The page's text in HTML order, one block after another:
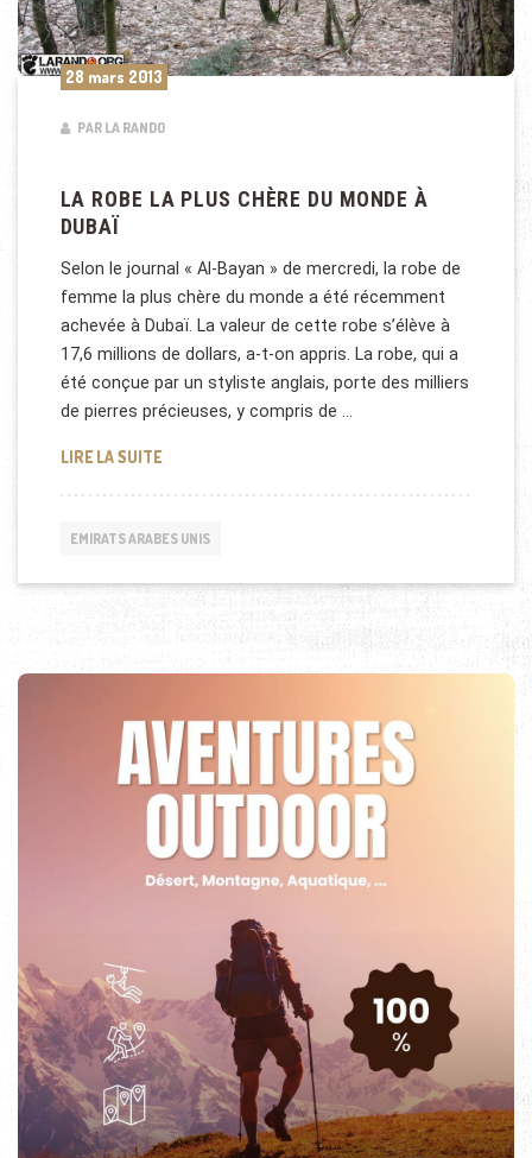
28 mars 2013
PAR LA RANDO
LA ROBE LA PLUS CHÈRE DU MONDE À
DUBAÏ
Selon le journal « Al-Bayan » de mercredi, la robe de
femme la plus chère du monde a été récemment
achevée à Dubaï. La valeur de cette robe s’élève à
17,6 millions de dollars, a-t-on appris. La robe, qui a
été conçue par un styliste anglais, porte des milliers
de pierres précieuses, y compris de …
LIRE LA SUITELA ROBE LA PLUS CHÈRE DU MONDE À DUBAÏ
EMIRATS ARABES UNIS